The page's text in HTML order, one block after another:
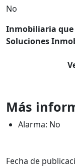
No
Inmobiliaria que
Soluciones
Más
Alarma: No
Fecha de